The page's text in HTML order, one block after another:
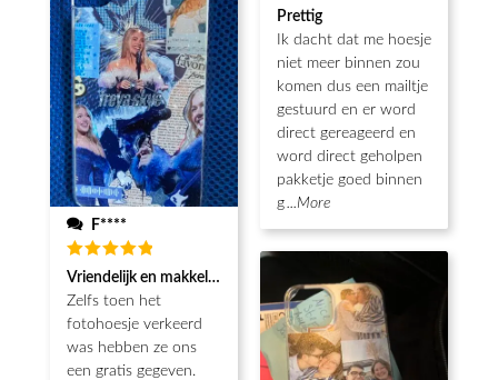
F****
Waardering
5 uit 5
Vriendelijk en makkelijk
Zelfs toen het
fotohoesje verkeerd
was hebben ze ons
een gratis gegeven.
Waardering
5 uit 5
Prettig
Ik dacht dat me hoesje
niet meer binnen zou
komen dus een mailtje
gestuurd en er word
direct gereageerd en
word direct geholpen
pakketje goed binnen
g ...More